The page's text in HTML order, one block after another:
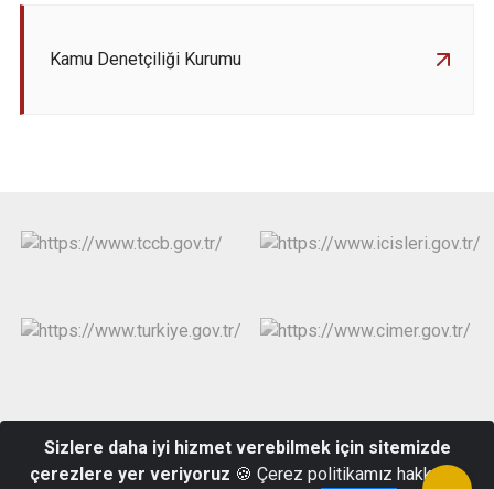
Kamu Denetçiliği Kurumu
Meydan Mahallesi Hürriyet Caddesi No: 18/6 GÜLAĞAÇ-AKSARAY
Sizlere daha iyi hizmet verebilmek için sitemizde
çerezlere yer veriyoruz 🍪 Çerez politikamız hakkında